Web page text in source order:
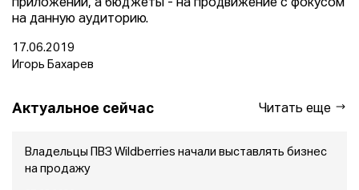
приложений, а бюджеты - на продвижение с фокусом
на данную аудиторию.
17.06.2019
Игорь Бахарев
Актуальное сейчас Читать еще
Владельцы ПВЗ Wildberries начали выставлять бизнес
на продажу